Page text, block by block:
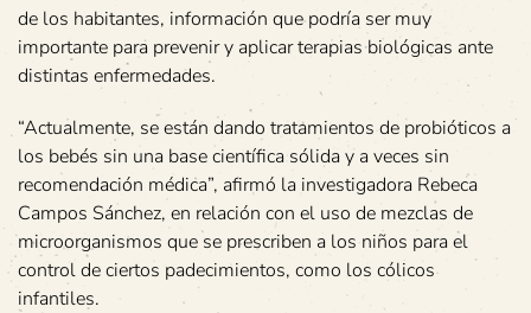
de los habitantes, información que podría ser muy
importante para prevenir y aplicar terapias biológicas ante
distintas enfermedades.
“Actualmente, se están dando tratamientos de probióticos a
los bebés sin una base científica sólida y a veces sin
recomendación médica”, afirmó la investigadora Rebeca
Campos Sánchez, en relación con el uso de mezclas de
microorganismos que se prescriben a los niños para el
control de ciertos padecimientos, como los cólicos
infantiles.